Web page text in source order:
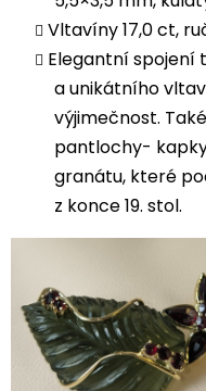
Vltavíny 17,0 ct,
Elegantní spojení
a unikátního
výjimečnost.
pantlochy-
granátu, které
z konce 19. stol.